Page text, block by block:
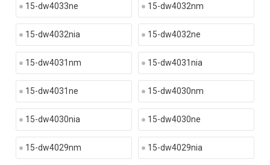
15-dw4033ne 15-dw4032nm
15-dw4032nia 15-dw4032ne
15-dw4031nm 15-dw4031nia
15-dw4031ne 15-dw4030nm
15-dw4030nia 15-dw4030ne
15-dw4029nm 15-dw4029nia